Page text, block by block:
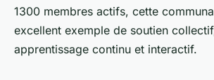
1300 membres actifs, cette
excellent exemple de soutien
apprentissage continu et interactif.